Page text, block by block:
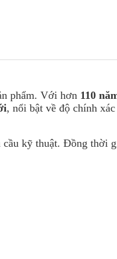
phẩm. Với hơn 110
, nổi bật về độ chính
cầu kỹ thuật. Đồng thời